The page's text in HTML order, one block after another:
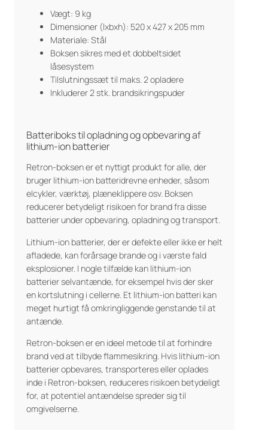
Vægt: 9 kg
Dimensioner (lxbxh): 520 x 427 x 205 mm
Materiale: Stål
Boksen sikres med et dobbeltsidet
låsesystem
Tilslutningssæt til maks. 2 opladere
Inkluderer 2 stk. brandsikringspuder
Batteriboks til opladning og opbevaring af
lithium-ion batterier
Retron-boksen er et nyttigt produkt for alle, der
bruger lithium-ion batteridrevne enheder, såsom
elcykler, værktøj, plæneklippere osv. Boksen
reducerer betydeligt risikoen for brand fra disse
batterier under opbevaring, opladning og transport.
Lithium-ion batterier, der er defekte eller ikke er helt
afladede, kan forårsage brande og i værste fald
eksplosioner. I nogle tilfælde kan lithium-ion
batterier selvantænde, for eksempel hvis der sker
en kortslutning i cellerne. Et lithium-ion batteri kan
meget hurtigt få omkringliggende genstande til at
antænde.
Retron-boksen er en ideel metode til at forhindre
brand ved at tilbyde flammesikring. Hvis lithium-ion
batterier opbevares, transporteres eller oplades
inde i Retron-boksen, reduceres risikoen betydeligt
for, at potentiel antændelse spreder sig til
omgivelserne.